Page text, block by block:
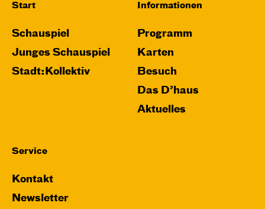
Start
Schauspiel
Junges Schauspiel
Stadt:Kollektiv
Informationen
Programm
Karten
Besuch
Das D’haus
Aktuelles
Service
Kontakt
Newsletter